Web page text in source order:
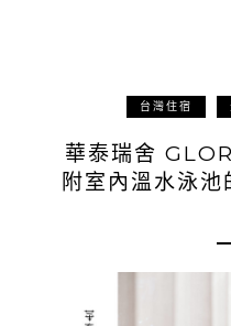
台灣住宿
華泰瑞舍
附室內溫水泳